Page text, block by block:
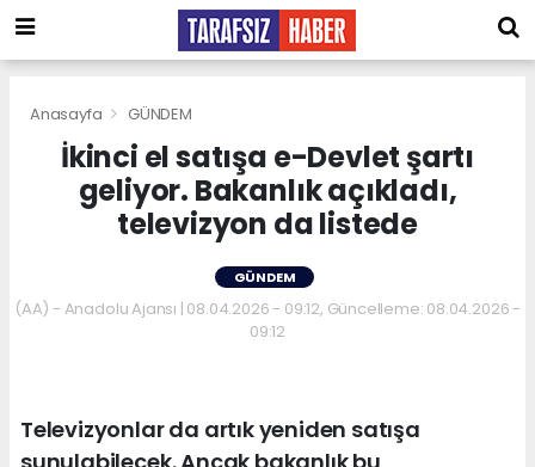
Anasayfa GÜNDEM
İkinci el satışa e-Devlet şartı
geliyor. Bakanlık açıkladı,
televizyon da listede
GÜNDEM
(AA) - Anadolu Ajansı | 08.04.2026 - 09:12, Güncelleme: 08.04.2026 -
09:12
Televizyonlar da artık yeniden satışa